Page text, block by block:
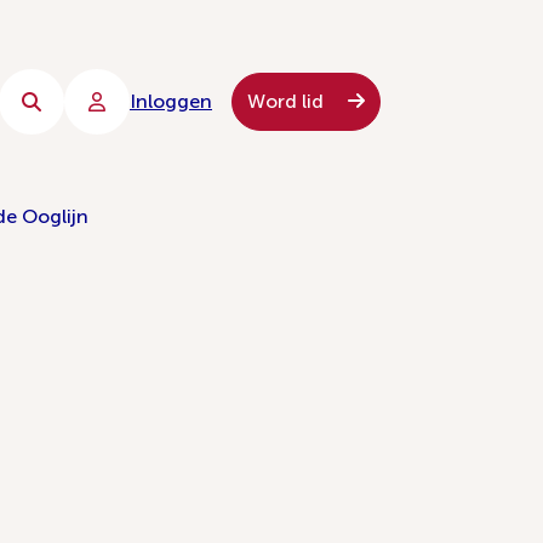
Inloggen Word lid
Ooglijn